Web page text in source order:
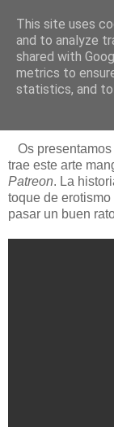
Está de
10/6/19
Luis
Os
trae este arte
Patreon. La
toque de
pasar un buen
This site uses
and to analyze
shared with
metrics to
statistics, and